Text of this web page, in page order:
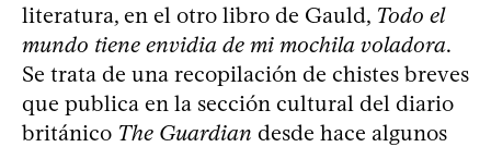
literatura, en el otro libro de Gauld, Todo el
mundo tiene envidia de mi mochila voladora.
Se trata de una recopilación de chistes breves
que publica en la sección cultural del diario
británico The Guardian desde hace algunos